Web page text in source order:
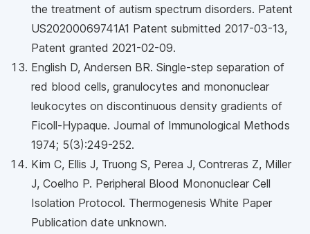
the treatment of autism spectrum disorders. Patent
US20200069741A1 Patent submitted 2017-03-13,
Patent granted 2021-02-09.
English D, Andersen BR. Single-step separation of
red blood cells, granulocytes and mononuclear
leukocytes on discontinuous density gradients of
Ficoll-Hypaque. Journal of Immunological Methods
1974; 5(3):249-252.
Kim C, Ellis J, Truong S, Perea J, Contreras Z, Miller
J, Coelho P. Peripheral Blood Mononuclear Cell
Isolation Protocol. Thermogenesis White Paper
Publication date unknown.